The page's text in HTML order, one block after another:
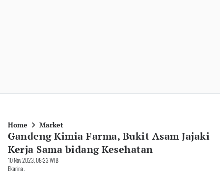
Home Market
Gandeng Kimia Farma, Bukit Asam Jajaki
Kerja Sama bidang Kesehatan
10 Nov 2023, 08:23 WIB
Ekarina .